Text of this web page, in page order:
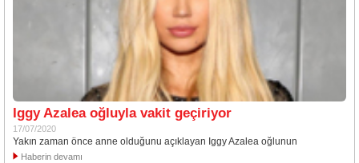
Iggy Azalea oğluyla vakit geçiriyor
17/07/2020
Yakın zaman önce anne olduğunu açıklayan Iggy Azalea oğlunun
Haberin devamı